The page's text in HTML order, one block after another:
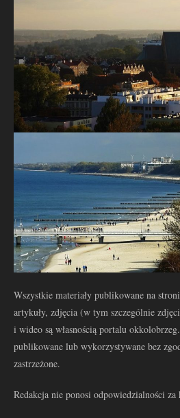
Wszystkie materiały publikowane na
artykuły, zdjęcia (w tym szczególnie
i wideo są własnością portalu
publikowane lub wykorzystywane bez
zastrzeżone.
Redakcja nie ponosi odpowiedzialności